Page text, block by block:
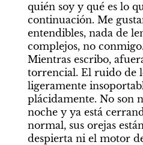
quién soy y qué es lo
continuación. Me
entendibles, nada de
complejos, no
Mientras escribo,
torrencial. El ruido de
ligeramente
plácidamente. No son
noche y ya está
normal, sus orejas
despierta ni el motor